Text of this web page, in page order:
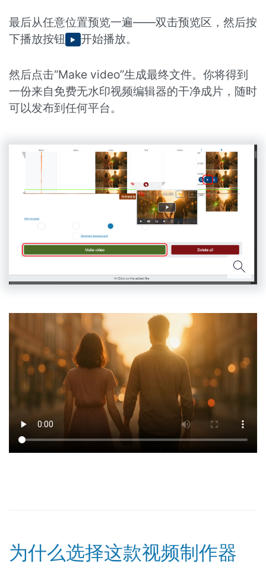
最后从任意位置预览一遍——双击预览区，然后按
下播放按钮
开始播放。
然后点击“Make video”生成最终文件。你将得到
一份来自免费无水印视频编辑器的干净成片，随时
可以发布到任何平台。
为什么选择这款视频制作器